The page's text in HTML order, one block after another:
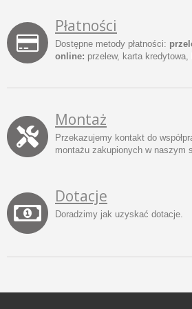
Płatności
Dostępne metody płatności:
online: przelew, karta kredytowa,
Montaż
Przekazujemy kontakt do
montażu zakupionych w naszym
Dotacje
Doradzimy jak uzyskać dotacje.